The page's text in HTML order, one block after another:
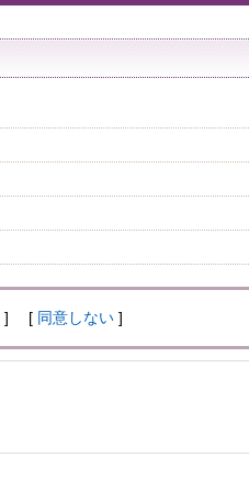
] [ 同意しない ]